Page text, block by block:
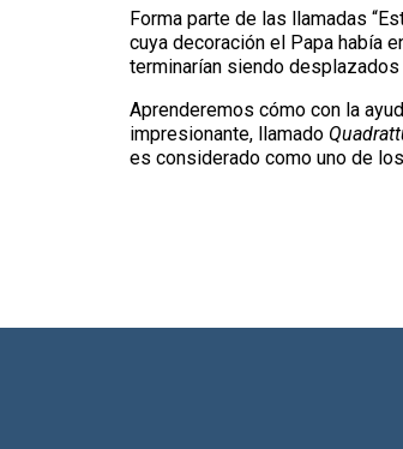
Forma parte de las llamadas
cuya decoración el Papa había
terminarían siendo desplazados
Aprenderemos cómo con la
impresionante, llamado
es considerado como uno de